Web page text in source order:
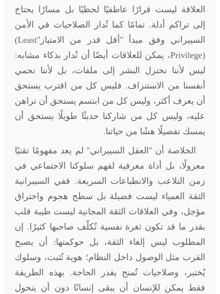
العلاقة ليست قرارًا عاطفيًا لحظيًا بل مسارًا يحتاج
إلى تراكم أدلة. تمامًا كما تُدار الصلاحيات في الأمن
السيبراني وفق مبدأ "أقل قدر من الامتياز"(Least
Privilege)، يمكن للعلاقات أيضًا أن تُدار بذكاء مشابه:
ليس لأننا نختزل البشر إلى ملفات، بل لأننا نحمي
أنفسنا من الاستنزاف. فليس كل من اقترب يستحق
أن يعرف أكثر، وليس كل من ابتسم يستحق أن نراهن
عليه، وليس كل من شاركنا حديثًا طويلًا يستحق أن
يمسك تفصيلًا هشًا من حياتنا.
الخلاصة أن "العقل السيبراني" لم يعد مفهومًا تقنيًا
معزولًا، بل أداة معرفية لفهم سلوكنا الاجتماعي في
زمن التلاعب والانطباعات السريعة. ففي السيبرانية
الثقة العمياء ليست فضيلة بل سطح هجوم واختراق
مؤجل، وفي العلاقات الثقة المجانية ليست طيبة قلب
بقدر ما قد تكون ثغرة نفسية تُكلّف صاحبها كثيرًا. إن
المطلوب ليس إلغاء الثقة، بل حوكمتها: أن يصبح
القرب مثل الوصول داخل النظام؛ هوية تُثبت، وسلوك
يُختبر، وصلاحيات تُمنح بقدر الحاجة. بهذه الطريقة
فقط يمكن للإنسان أن يبقى إنسانًا دون أن يتحول